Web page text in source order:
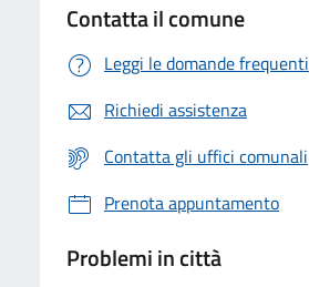
Contatta il comune
Leggi le domande frequenti
Richiedi assistenza
Contatta gli uffici comunali
Prenota appuntamento
Problemi in città